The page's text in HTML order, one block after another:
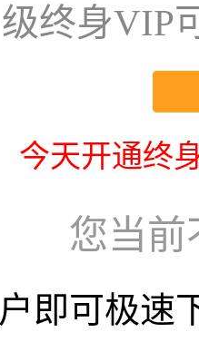
终身VIP
今天开通终
您当前
即可极速